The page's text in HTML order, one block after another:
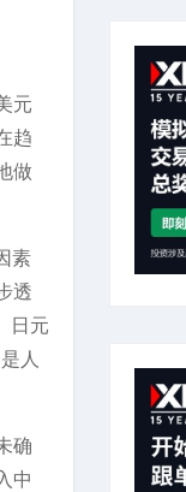
元
趋
做
素
透
日元
人
确
中